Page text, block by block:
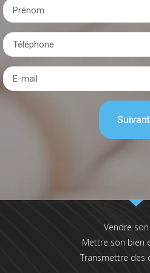
Vendre
Mettre son bien
Transmettre des